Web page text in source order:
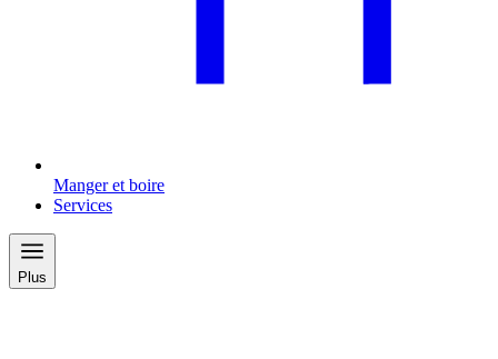
Manger et boire
Services
Plus